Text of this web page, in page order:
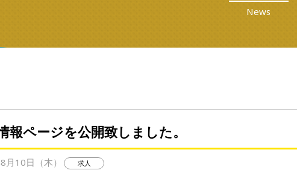
News
報ページを公開致しました。
月10日（木） 求人